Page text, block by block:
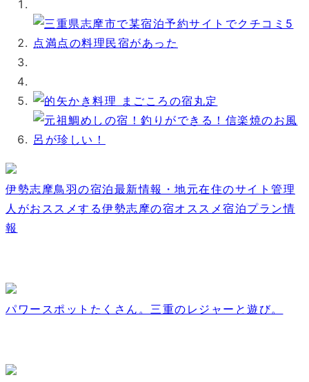
伊勢志摩鳥羽の宿泊最新情報・地元在住のサイト管理
人がおススメする伊勢志摩の宿オススメ宿泊プラン情
報
パワースポットたくさん。三重のレジャーと遊び。